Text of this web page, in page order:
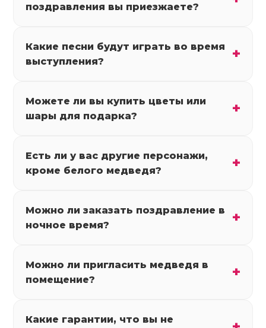
поздравления вы приезжаете?
Какие песни будут играть во время
выступления?
Можете ли вы купить цветы или
шары для подарка?
Есть ли у вас другие персонажи,
кроме белого медведя?
Можно ли заказать поздравление в
ночное время?
Можно ли пригласить медведя в
помещение?
Какие гарантии, что вы не